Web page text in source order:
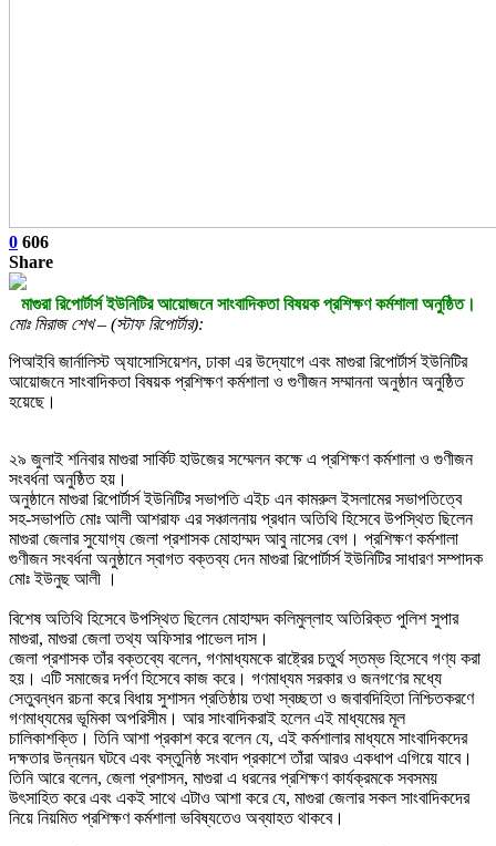
0 606
Share
মাগুরা রিপোর্টার্স ইউনিটির আয়োজনে সাংবাদিকতা বিষয়ক প্রশিক্ষণ কর্মশালা অনুষ্ঠিত।
মোঃ মিরাজ শেখ – (স্টাফ রিপোর্টার):
পিআইবি জার্নালিস্ট অ্যাসোসিয়েশন, ঢাকা এর উদ্যোগে এবং মাগুরা রিপোর্টার্স ইউনিটির
আয়োজনে সাংবাদিকতা বিষয়ক প্রশিক্ষণ কর্মশালা ও গুণীজন সম্মাননা অনুষ্ঠান অনুষ্ঠিত
হয়েছে।
২৯ জুলাই শনিবার মাগুরা সার্কিট হাউজের সম্মেলন কক্ষে এ প্রশিক্ষণ কর্মশালা ও গুণীজন
সংবর্ধনা অনুষ্ঠিত হয়।
অনুষ্ঠানে মাগুরা রিপোর্টার্স ইউনিটির সভাপতি এইচ এন কামরুল ইসলামের সভাপতিত্বে
সহ-সভাপতি মোঃ আলী আশরাফ এর সঞ্চালনায় প্রধান অতিথি হিসেবে উপস্থিত ছিলেন
মাগুরা জেলার সুযোগ্য জেলা প্রশাসক মোহাম্মদ আবু নাসের বেগ। প্রশিক্ষণ কর্মশালা
গুণীজন সংবর্ধনা অনুষ্ঠানে স্বাগত বক্তব্য দেন মাগুরা রিপোর্টার্স ইউনিটির সাধারণ সম্পাদক
মোঃ ইউনুছ আলী ।
বিশেষ অতিথি হিসেবে উপস্থিত ছিলেন মোহাম্মদ কলিমুল্লাহ অতিরিক্ত পুলিশ সুপার
মাগুরা, মাগুরা জেলা তথ্য অফিসার পাভেল দাস।
জেলা প্রশাসক তাঁর বক্তব্যে বলেন, গণমাধ্যমকে রাষ্ট্রের চতুর্থ স্তম্ভ হিসেবে গণ্য করা
হয়। এটি সমাজের দর্পণ হিসেবে কাজ করে। গণমাধ্যম সরকার ও জনগণের মধ্যে
সেতুবন্ধন রচনা করে বিধায় সুশাসন প্রতিষ্ঠায় তথা স্বচ্ছতা ও জবাবদিহিতা নিশ্চিতকরণে
গণমাধ্যমের ভূমিকা অপরিসীম। আর সাংবাদিকরাই হলেন এই মাধ্যমের মূল
চালিকাশক্তি। তিনি আশা প্রকাশ করে বলেন যে, এই কর্মশালার মাধ্যমে সাংবাদিকদের
দক্ষতার উন্নয়ন ঘটবে এবং বস্তুনিষ্ঠ সংবাদ প্রকাশে তাঁরা আরও একধাপ এগিয়ে যাবে।
তিনি আরে বলেন, জেলা প্রশাসন, মাগুরা এ ধরনের প্রশিক্ষণ কার্যক্রমকে সবসময়
উৎসাহিত করে এবং একই সাথে এটাও আশা করে যে, মাগুরা জেলার সকল সাংবাদিকদের
নিয়ে নিয়মিত প্রশিক্ষণ কর্মশালা ভবিষ্যতেও অব্যাহত থাকবে।